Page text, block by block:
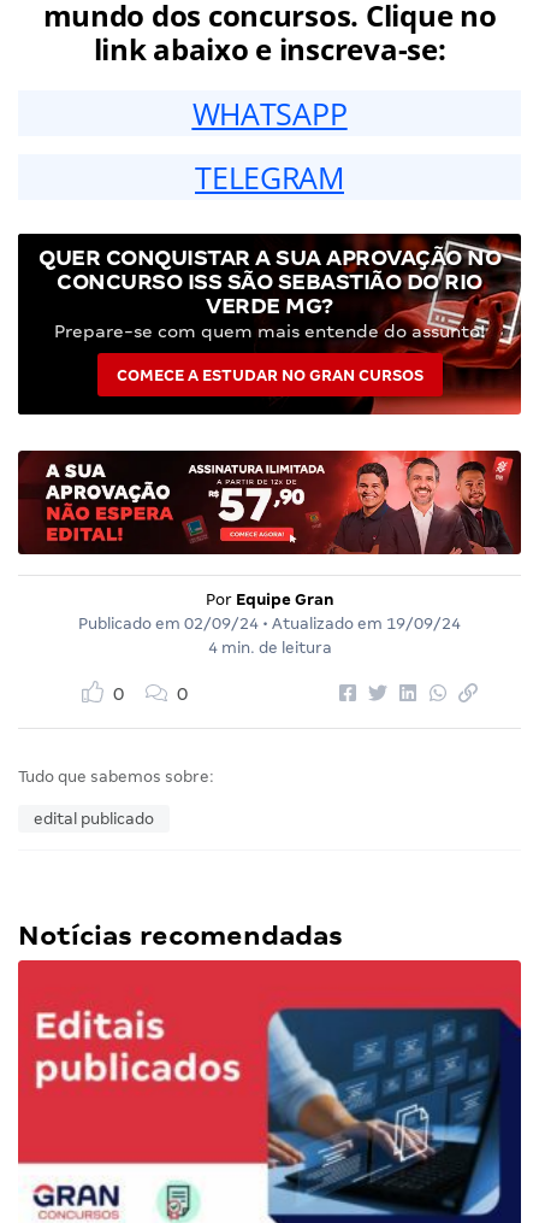
mundo dos concursos. Clique no
link abaixo e inscreva-se:
WHATSAPP
TELEGRAM
QUER CONQUISTAR A SUA APROVAÇÃO NO
CONCURSO ISS SÃO SEBASTIÃO DO RIO
VERDE MG?
Prepare-se com quem mais entende do assunto!
COMECE A ESTUDAR NO GRAN CURSOS
Por Equipe Gran
Publicado em 02/09/24 • Atualizado em 19/09/24
4 min. de leitura
0 0
Tudo que sabemos sobre:
edital publicado
Notícias recomendadas